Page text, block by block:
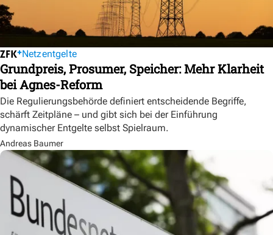
Netzentgelte
Grundpreis, Prosumer, Speicher: Mehr Klarheit
bei Agnes-Reform
Die Regulierungsbehörde definiert entscheidende Begriffe,
schärft Zeitpläne – und gibt sich bei der Einführung
dynamischer Entgelte selbst Spielraum.
Andreas Baumer